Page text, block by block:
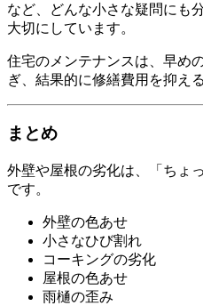
など、どんな小さな疑問にも
大切にしています。
住宅のメンテナンスは、早め
ぎ、結果的に修繕費用を抑え
まとめ
外壁や屋根の劣化は、「ちょ
です。
外壁の色あせ
小さなひび割れ
コーキングの劣化
屋根の色あせ
雨樋の歪み